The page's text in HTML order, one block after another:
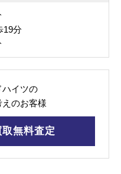
19分
イツの
のお客様
無料査定